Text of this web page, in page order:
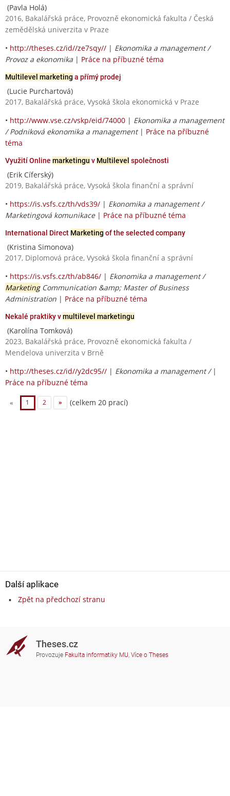
(Pavla Holá)
2016, Bakalářská práce, Provozně ekonomická fakulta / Česká
zemědělská univerzita v Praze
• http://theses.cz/id//ze7sqy// | Ekonomika a management /
Provoz a ekonomika | Práce na příbuzné téma
Multilevel marketing a přímý prodej
(Lucie Purchartová)
2017, Bakalářská práce, Vysoká škola ekonomická v Praze
• http://www.vse.cz/vskp/eid/74000 | Ekonomika a management
/ Podniková ekonomika a management| Práce na příbuzné
téma
Využití Online marketingu v Multilevel společnosti
(Erik Cíferský)
2019, Bakalářská práce, Vysoká škola finanční a správní
• https://is.vsfs.cz/th/vds39/ | Ekonomika a management /
Marketingová komunikace| Práce na příbuzné téma
International Direct Marketing of the selected company
(Kristina Simonova)
2017, Diplomová práce, Vysoká škola finanční a správní
• https://is.vsfs.cz/th/ab846/ | Ekonomika a management /
MarketingCommunication &amp; Master of Business
Administration | Práce na příbuzné téma
Nekalé praktiky vmultilevel marketingu
(Karolína Tomková)
2023, Bakalářská práce, Provozně ekonomická fakulta /
Mendelova univerzita v Brně
• http://theses.cz/id//y2dc95// | Ekonomika a management / |
Práce na příbuzné téma
« 1 2 » (celkem 20 prací)
Další aplikace
Zpět na předchozí stranu
Theses.cz
Provozuje Fakulta informatiky MU, Více o Theses